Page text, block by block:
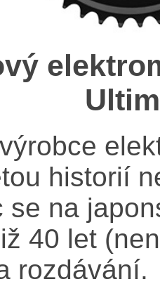
historií
se na
40 let
rozdávání.